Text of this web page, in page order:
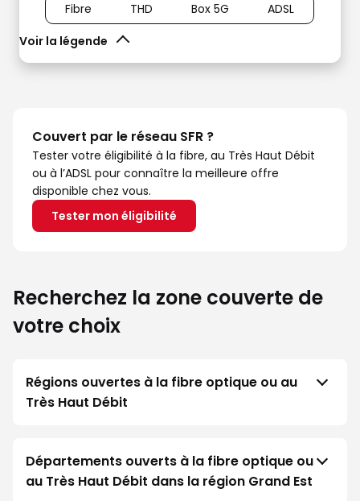
Voir la légende
Fibre THD Box 5G ADSL
Couvert par le réseau SFR ?
Tester votre éligibilité à la fibre, au Très Haut Débit
ou à l’ADSL pour connaître la meilleure offre
disponible chez vous.
Tester mon éligibilité
Recherchez la zone couverte de
votre choix
Régions ouvertes à la fibre optique ou au
Très Haut Débit
Départements ouverts à la fibre optique ou
au Très Haut Débit dans la région Grand Est